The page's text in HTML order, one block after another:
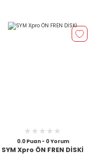
0.0 Puan - 0 Yorum
SYM Xpro ÖN FREN DİSKİ